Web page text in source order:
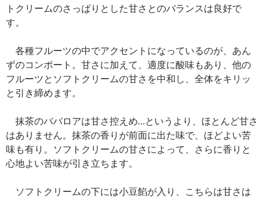
トクリームのさっぱりとした甘さとのバランスは良好で
す。
各種フルーツの中でアクセントになっているのが、あん
ずのコンポート。甘さに加えて、適度に酸味もあり、他の
フルーツとソフトクリームの甘さを中和し、全体をキリッ
と引き締めます。
抹茶のババロアは甘さ控えめ…というより、ほとんど甘さ
はありません。抹茶の香りが前面に出た味で、ほどよい苦
味も有り。ソフトクリームの甘さによって、さらに香りと
心地よい苦味が引き立ちます。
ソフトクリームの下には小豆餡が入り、こちらは甘さは